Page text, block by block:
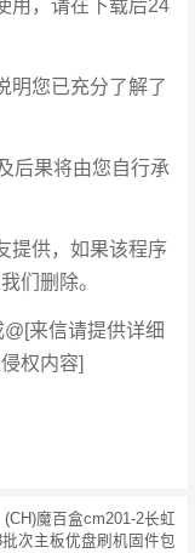
用，请在下载后24
明您已充分了解了
后果将由您自行承
提供，如果该程序
们删除。
来信请提供详细
权内容]
(CH)魔百盒cm201-2长虹
次主板优盘刷机固件包